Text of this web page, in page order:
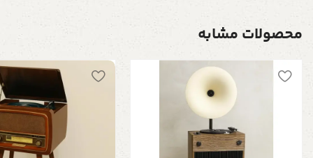
محصولات مشابه